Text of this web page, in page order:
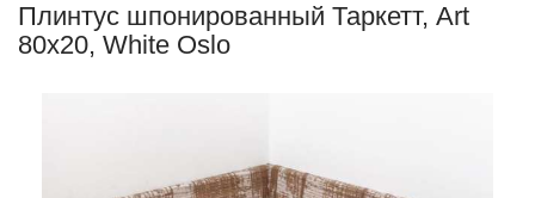
Плинтус шпонированный Таркетт, Art
80x20, White Oslo